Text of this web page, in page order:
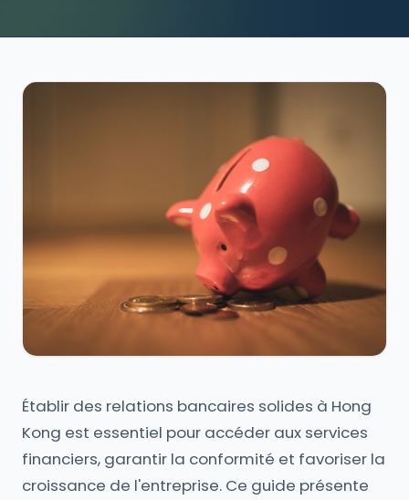
Établir des relations bancaires solides à Hong
Kong est essentiel pour accéder aux services
financiers, garantir la conformité et favoriser la
croissance de l'entreprise. Ce guide présente